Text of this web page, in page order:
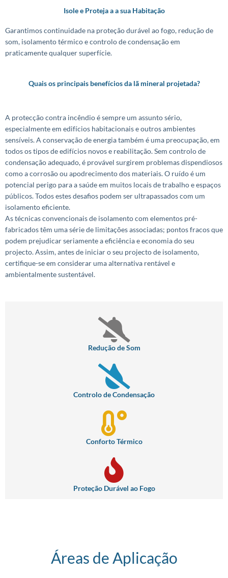
Isole e Proteja a a sua Habitação
Garantimos continuidade na proteção durável ao fogo, redução de
som, isolamento térmico e controlo de condensação em
praticamente qualquer superfície.
Quais os principais benefícios da lã mineral projetada?
A protecção contra incêndio é sempre um assunto sério,
especialmente em edifícios habitacionais e outros ambientes
sensíveis. A conservação de energia também é uma preocupação, em
todos os tipos de edifícios novos e reabilitação. Sem controlo de
condensação adequado, é provável surgirem problemas dispendiosos
como a corrosão ou apodrecimento dos materiais. O ruído é um
potencial perigo para a saúde em muitos locais de trabalho e espaços
públicos. Todos estes desafios podem ser ultrapassados com um
isolamento eficiente.
As técnicas convencionais de isolamento com elementos pré-
fabricados têm uma série de limitações associadas; pontos fracos que
podem prejudicar seriamente a eficiência e economia do seu
projecto. Assim, antes de iniciar o seu projecto de isolamento,
certifique-se em considerar uma alternativa rentável e
ambientalmente sustentável.
Redução de Som
Controlo de Condensação
Conforto Térmico
Proteção Durável ao Fogo
Áreas de Aplicação